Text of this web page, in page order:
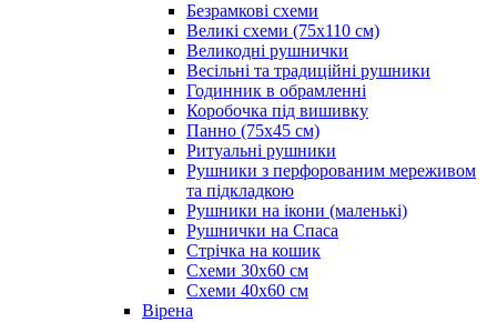
Безрамкові схеми
Великі схеми (75х110 см)
Великодні рушнички
Весільні та традиційні рушники
Годинник в обрамленні
Коробочка під вишивку
Панно (75х45 см)
Ритуальні рушники
Рушники з перфорованим мереживом
та підкладкою
Рушники на ікони (маленькі)
Рушнички на Спаса
Стрічка на кошик
Схеми 30х60 см
Схеми 40х60 см
Вірена